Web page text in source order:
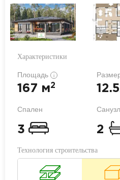
Характеристики
Площадь i
167 м2
Спален
3 2
Технология строительства